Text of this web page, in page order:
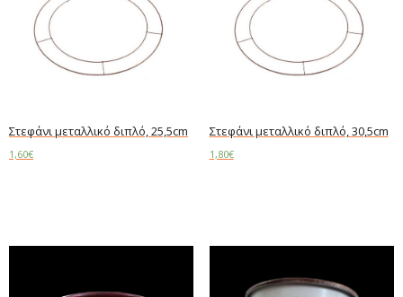
Στεφάνι μεταλλικό διπλό, 25,5cm
1,60€
Στεφάνι μεταλλικό διπλό, 30,5cm
1,80€